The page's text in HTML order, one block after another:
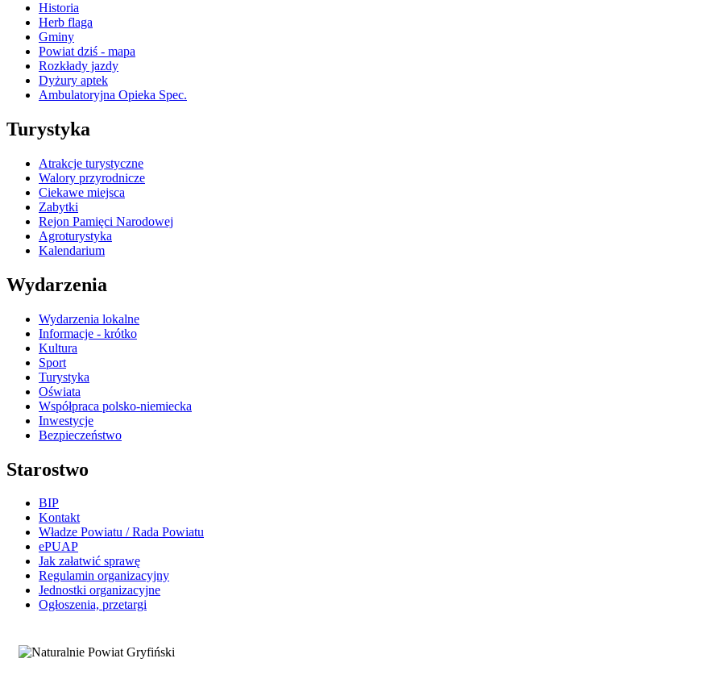
Historia
Herb flaga
Gminy
Powiat dziś - mapa
Rozkłady jazdy
Dyżury aptek
Ambulatoryjna Opieka Spec.
Turystyka
Atrakcje turystyczne
Walory przyrodnicze
Ciekawe miejsca
Zabytki
Rejon Pamięci Narodowej
Agroturystyka
Kalendarium
Wydarzenia
Wydarzenia lokalne
Informacje - krótko
Kultura
Sport
Turystyka
Oświata
Współpraca polsko-niemiecka
Inwestycje
Bezpieczeństwo
Starostwo
BIP
Kontakt
Władze Powiatu / Rada Powiatu
ePUAP
Jak załatwić sprawę
Regulamin organizacyjny
Jednostki organizacyjne
Ogłoszenia, przetargi